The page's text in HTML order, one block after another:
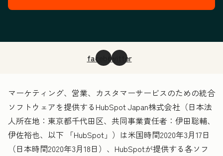
facebooktwitter
マーケティング、営業、カスタマーサービスのための統合
ソフトウェアを提供するHubSpot Japan株式会社（日本法
人所在地：東京都千代田区、共同事業責任者：伊田聡輔、
伊佐裕也、以下 「HubSpot」）は米国時間2020年3月17日
（日本時間2020年3月18日）、HubSpotが提供する各ソフ